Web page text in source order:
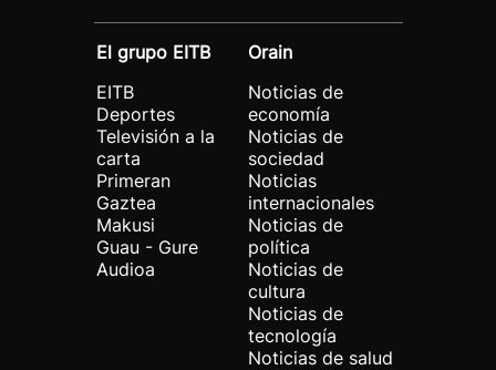
El grupo EITB
EITB
Deportes
Televisión a la
carta
Primeran
Gaztea
Makusi
Guau - Gure
Audioa
Orain
Noticias de
economía
Noticias de
sociedad
Noticias
internacionales
Noticias de
política
Noticias de
cultura
Noticias de
tecnología
Noticias de salud